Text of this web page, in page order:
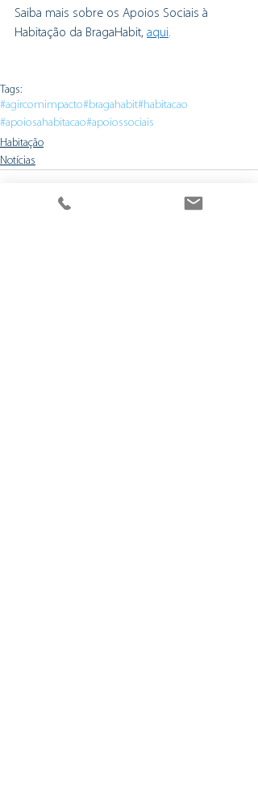
Saiba mais sobre os Apoios Sociais à
Habitação da BragaHabit, aqui.
Tags:
#agircomimpacto#bragahabit#habitacao
#apoiosahabitacao#apoiossociais
Habitação
Notícias